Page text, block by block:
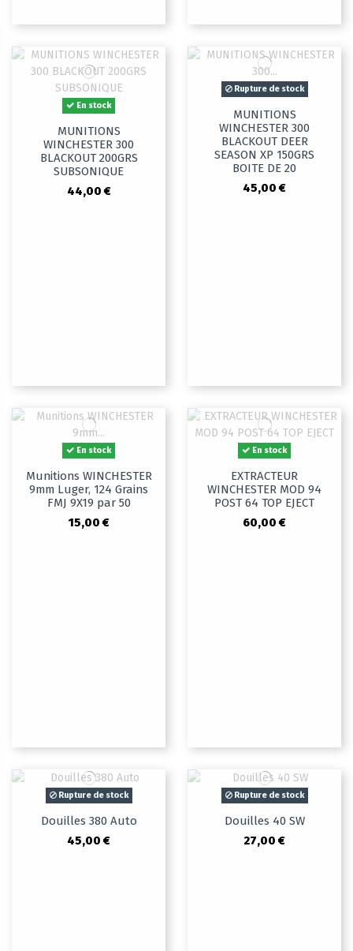
En stock
MUNITIONS
WINCHESTER 300
BLACKOUT 200GRS
SUBSONIQUE
44,00 €
Rupture de stock
MUNITIONS
WINCHESTER 300
BLACKOUT DEER
SEASON XP 150GRS
BOITE DE 20
45,00 €
En stock
Munitions WINCHESTER
9mm Luger, 124 Grains
FMJ 9X19 par 50
15,00 €
En stock
EXTRACTEUR
WINCHESTER MOD 94
POST 64 TOP EJECT
60,00 €
Rupture de stock
Douilles 380 Auto
45,00 €
Rupture de stock
Douilles 40 SW
27,00 €